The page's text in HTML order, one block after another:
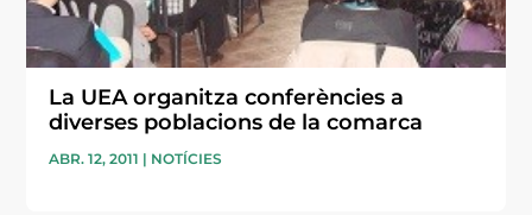
La UEA organitza conferències a
diverses poblacions de la comarca
ABR. 12, 2011 | NOTÍCIES